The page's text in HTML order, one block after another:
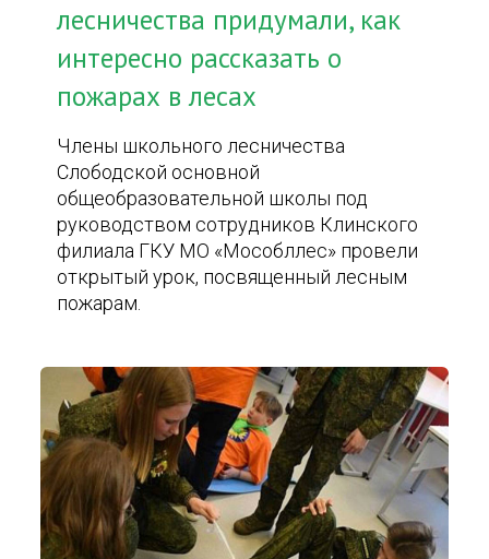
лесничества придумали, как
интересно рассказать о
пожарах в лесах
Члены школьного лесничества
Слободской основной
общеобразовательной школы под
руководством сотрудников Клинского
филиала ГКУ МО «Мособллес» провели
открытый урок, посвященный лесным
пожарам.